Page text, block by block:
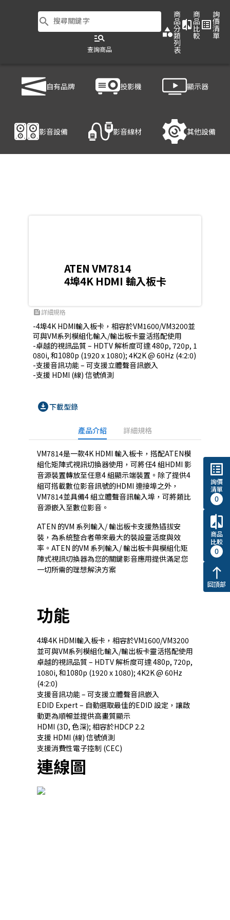
search 搜尋關鍵字
manage_search
查詢商品
category
商
品
分
類
列
表
compare
商
品
比
較
list_alt
詢
價
清
單
自有品牌 投影機 顯示器
影音設備 影音線材 其他設備
產品細節
ATEN VM7814
4埠4K HDMI 輸入板卡
feed詳細規格
-4埠4K HDMI輸入板卡，相容於VM1600/VM3200並
可與VM系列模組化輸入/輸出板卡靈活搭配使用
-卓越的視訊品質 – HDTV 解析度可達 480p, 720p, 1
080i, 和1080p (1920 x 1080); 4K2K @ 60Hz (4:2:0)
-支援音訊功能 – 可支援立體聲音訊嵌入
-支援 HDMI (線) 信號偵測
download_for_offline下載型錄
產品介紹 詳細規格
VM7814是一款4K HDMI 輸入板卡，搭配ATEN模
組化矩陣式視訊切換器使用，可將任4 組HDMI 影
音源裝置轉放至任意4 組顯示端裝置。除了提供4
組可搭載數位影音訊號的HDMI 連接埠之外，
VM7814並具備4 組立體聲音訊輸入埠，可將類比
音源嵌入至數位影音。
ATEN 的VM 系列輸入/ 輸出板卡支援熱插拔安
裝，為系統整合者帶來最大的裝設靈活度與效
率。ATEN 的VM 系列輸入/ 輸出板卡與模組化矩
陣式視訊切換器為您的關鍵影音應用提供滿足您
一切所需的理想解決方案
功能
4埠4K HDMI輸入板卡，相容於VM1600/VM3200
並可與VM系列模組化輸入/輸出板卡靈活搭配使用
卓越的視訊品質 – HDTV 解析度可達 480p, 720p,
1080i, 和1080p (1920 x 1080); 4K2K @ 60Hz
(4:2:0)
支援音訊功能 – 可支援立體聲音訊嵌入
EDID Expert – 自動選取最佳的EDID 設定，讓啟
動更為順暢並提供高畫質顯示
HDMI (3D, 色深); 相容於HDCP 2.2
支援 HDMI (線) 信號偵測
支援消費性電子控制 (CEC)
連線圖
list_alt
詢價
清單
0
compare
商品
比較
0
north
回頂部